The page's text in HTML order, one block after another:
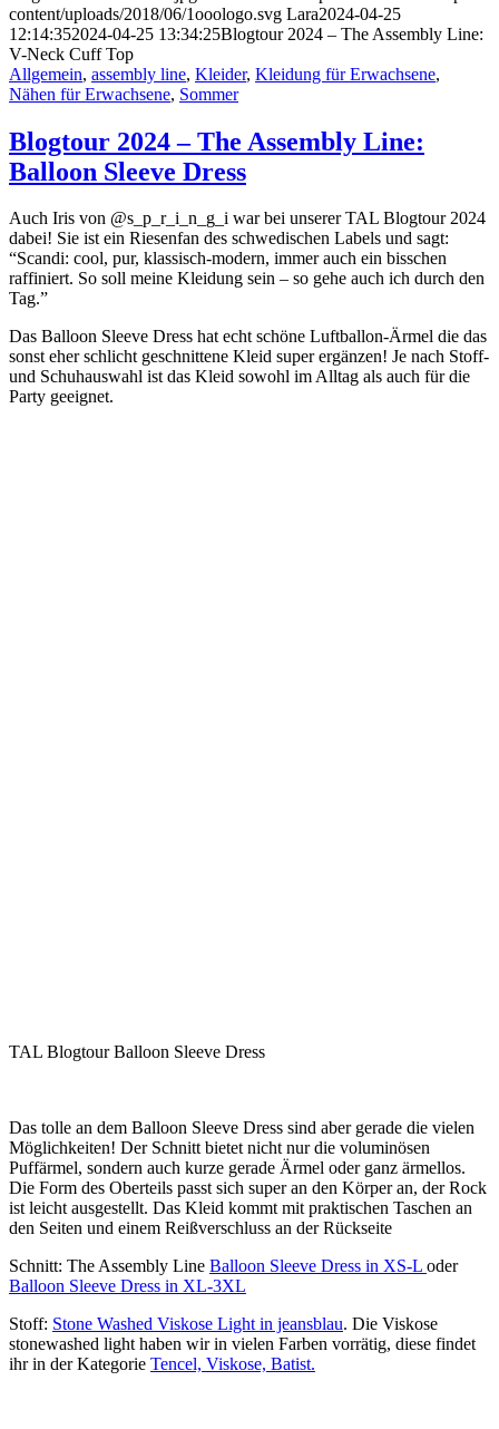
content/uploads/2018/06/1ooologo.svg Lara2024-04-25
12:14:352024-04-25 13:34:25Blogtour 2024 – The Assembly Line:
V-Neck Cuff Top
Allgemein, assembly line, Kleider, Kleidung für Erwachsene,
Nähen für Erwachsene, Sommer
Blogtour 2024 – The Assembly Line:
Balloon Sleeve Dress
Auch Iris von @s_p_r_i_n_g_i war bei unserer TAL Blogtour 2024
dabei! Sie ist ein Riesenfan des schwedischen Labels und sagt:
“Scandi: cool, pur, klassisch-modern, immer auch ein bisschen
raffiniert. So soll meine Kleidung sein – so gehe auch ich durch den
Tag.”
Das Balloon Sleeve Dress hat echt schöne Luftballon-Ärmel die das
sonst eher schlicht geschnittene Kleid super ergänzen! Je nach Stoff-
und Schuhauswahl ist das Kleid sowohl im Alltag als auch für die
Party geeignet.
TAL Blogtour Balloon Sleeve Dress
Das tolle an dem Balloon Sleeve Dress sind aber gerade die vielen
Möglichkeiten! Der Schnitt bietet nicht nur die voluminösen
Puffärmel, sondern auch kurze gerade Ärmel oder ganz ärmellos.
Die Form des Oberteils passt sich super an den Körper an, der Rock
ist leicht ausgestellt. Das Kleid kommt mit praktischen Taschen an
den Seiten und einem Reißverschluss an der Rückseite
Schnitt: The Assembly Line Balloon Sleeve Dress in XS-L oder
Balloon Sleeve Dress in XL-3XL
Stoff: Stone Washed Viskose Light in jeansblau. Die Viskose
stonewashed light haben wir in vielen Farben vorrätig, diese findet
ihr in der Kategorie Tencel, Viskose, Batist.